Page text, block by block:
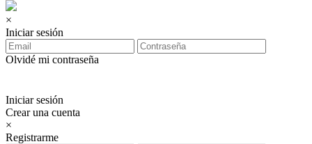
×
Iniciar sesión
Olvidé mi contraseña
Iniciar sesión
Crear una cuenta
×
Registrarme